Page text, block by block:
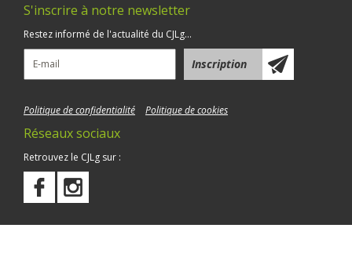
S'inscrire à notre newsletter
Restez informé de l'actualité du CJLg...
Politique de confidentialité Politique de cookies
Réseaux sociaux
Retrouvez le CJLg sur :